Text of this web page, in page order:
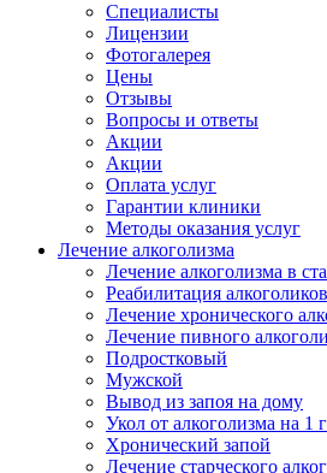
Специалисты
Лицензии
Фотогалерея
Цены
Отзывы
Вопросы и ответы
Акции
Акции
Оплата услуг
Гарантии клиники
Методы оказания услуг
Лечение алкоголизма
Лечение алкоголизма в
Реабилитация алкоголиков
Лечение хронического
Лечение пивного
Подростковый
Мужской
Вывод из запоя на дому
Укол от алкоголизма на 1
Хронический запой
Лечение старческого